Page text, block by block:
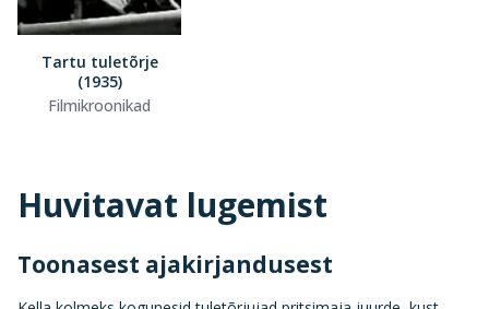
Tartu tuletõrje
(1935)
Filmikroonikad
Huvitavat lugemist
Toonasest ajakirjandusest